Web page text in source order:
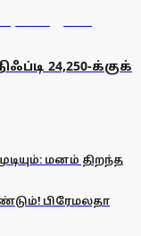
24,250-க்குக்
மனம் திறந்த
பிரேமலதா